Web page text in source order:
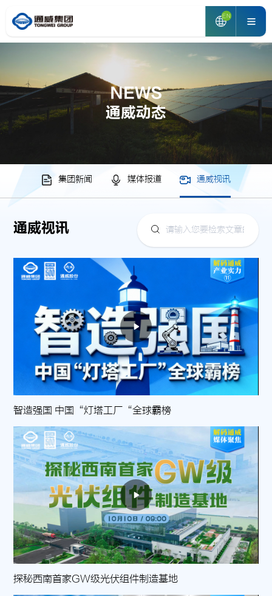
EN
NEWS
通威动态
集团新闻 媒体报道 通威视讯
通威视讯
智造强国 中国“灯塔工厂“全球霸榜
探秘西南首家GW级光伏组件制造基地